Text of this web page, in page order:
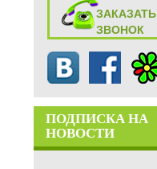
ЗАКАЗАТЬ
ЗВОНОК
ПОДПИСКА НА
НОВОСТИ